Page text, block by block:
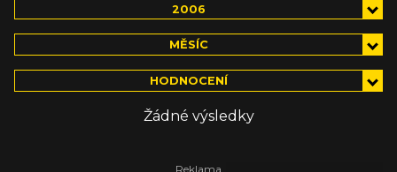
2006
MĚSÍC
HODNOCENÍ
Žádné výsledky